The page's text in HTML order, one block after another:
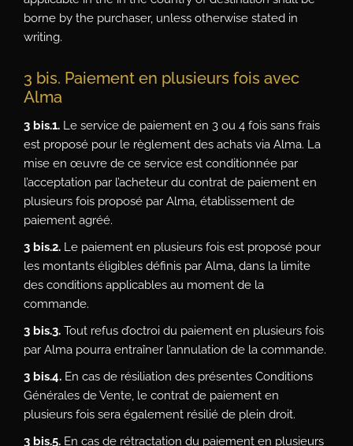
borne by the purchaser, unless otherwise stated in
writing.
3 bis. Paiement en plusieurs fois avec
Alma
3 bis.1. Le service de paiement en 3 ou 4 fois sans frais
est proposé pour le règlement des achats via Alma. La
mise en œuvre de ce service est conditionnée par
l’acceptation par l’acheteur du contrat de paiement en
plusieurs fois proposé par Alma, établissement de
paiement agréé.
3 bis.2. Le paiement en plusieurs fois est proposé pour
les montants éligibles définis par Alma, dans la limite
des conditions applicables au moment de la
commande.
3 bis.3. Tout refus d’octroi du paiement en plusieurs fois
par Alma pourra entraîner l’annulation de la commande.
3 bis.4. En cas de résiliation des présentes Conditions
Générales de Vente, le contrat de paiement en
plusieurs fois sera également résilié de plein droit.
3 bis.5. En cas de rétractation du paiement en plusieurs